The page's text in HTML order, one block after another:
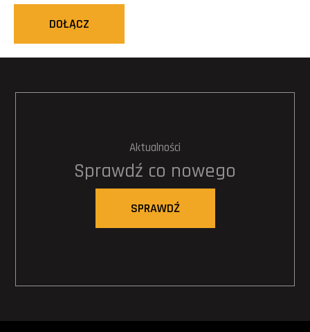
DOŁĄCZ
Aktualności
Sprawdź co nowego
SPRAWDŹ